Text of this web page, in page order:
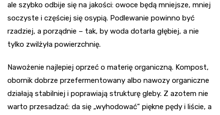
ale szybko odbije się na jakości: owoce będą mniejsze, mniej
soczyste i częściej się osypią. Podlewanie powinno być
rzadziej, a porządnie – tak, by woda dotarła głębiej, a nie
tylko zwilżyła powierzchnię.
Nawożenie najlepiej oprzeć o materię organiczną. Kompost,
obornik dobrze przefermentowany albo nawozy organiczne
działają stabilniej i poprawiają strukturę gleby. Z azotem nie
warto przesadzać: da się „wyhodować” piękne pędy i liście, a